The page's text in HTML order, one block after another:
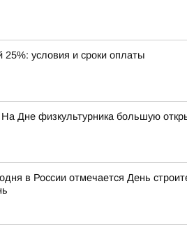
условия и сроки оплаты
Дне физкультурника большую
в России отмечается День